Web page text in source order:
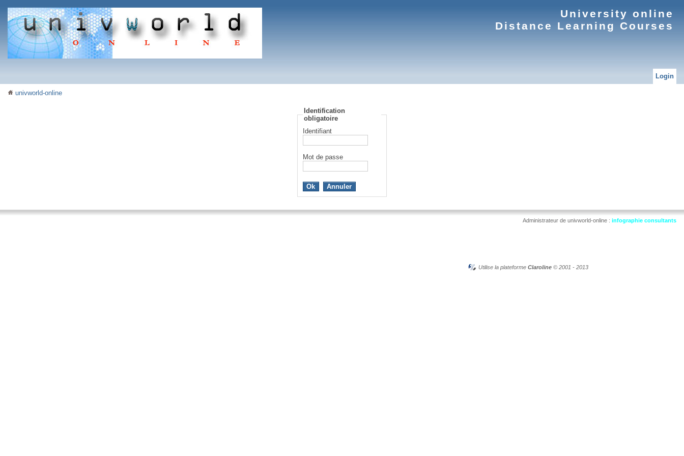
University online
Distance Learning Courses
Login
univworld-online
Identification
obligatoire
Identifiant
Mot de passe
Administrateur de univworld-online : infographie consultants
Utilise la plateforme Claroline© 2001 - 2013